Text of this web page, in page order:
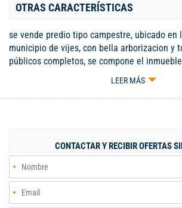
OTRAS CARACTERÍSTICAS
se vende predio tipo campestre, ubicado en
municipio de vijes, con bella arborizacion y
públicos completos, se compone el
principal, en muy buen estado de
espacios, rodeado de jardines, con buenas
ventilación, también se aprecia casa para
LEER MÁS
CONTACTAR Y RECIBIR OFERTAS